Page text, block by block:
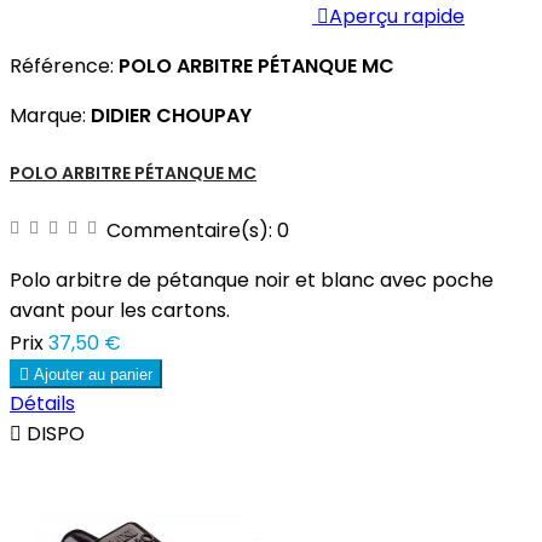
Aperçu rapide
Référence: POLO ARBITRE PÉTANQUE MC
Marque: DIDIER CHOUPAY
POLO ARBITRE PÉTANQUE MC
Commentaire(s): 0
Polo arbitre de pétanque noir et blanc avec poche
avant pour les cartons.
Prix37,50 €
 Ajouter au panier
Détails
 DISPO